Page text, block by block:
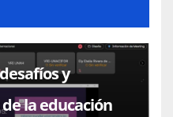
y
la educación